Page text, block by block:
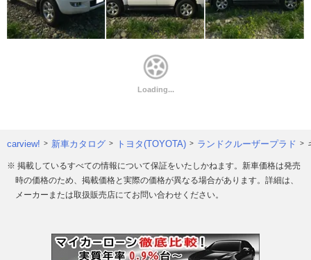
carview! 新車カタログ トヨタ(TOYOTA) ランドクルーザープラド
※ 掲載しているすべての情報について保証をいたしかねます。新車価格は発売
時の価格のため、掲載価格と実際の価格が異なる場合があります。詳細は、
メーカーまたは取扱販売店にてお問い合わせください。